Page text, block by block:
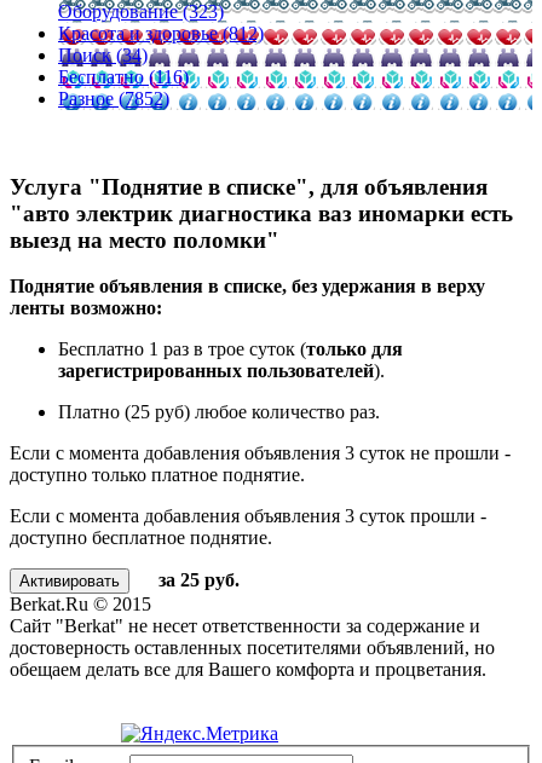
Оборудование (323)
Красота и здоровье (812)
Поиск (34)
Бесплатно (116)
Разное (7852)
Услуга "Поднятие в списке", для объявления
"авто электрик диагностика ваз иномарки есть
выезд на место поломки"
Поднятие объявления в списке, без удержания в верху
ленты возможно:
Бесплатно 1 раз в трое суток (только для
зарегистрированных пользователей).
Платно (25 руб) любое количество раз.
Если с момента добавления объявления 3 суток не прошли -
доступно только платное поднятие.
Если с момента добавления объявления 3 суток прошли -
доступно бесплатное поднятие.
за 25 руб.
Berkat.Ru © 2015
Сайт "Berkat" не несет ответственности за содержание и
достоверность оставленных посетителями объявлений, но
обещаем делать все для Вашего комфорта и процветания.